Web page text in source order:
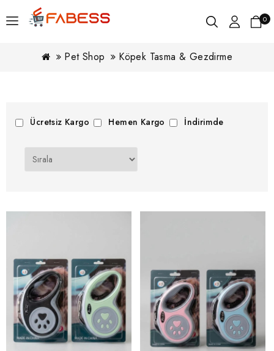
0
Pet Shop Köpek Tasma & Gezdirme
Ücretsiz Kargo Hemen Kargo İndirimde